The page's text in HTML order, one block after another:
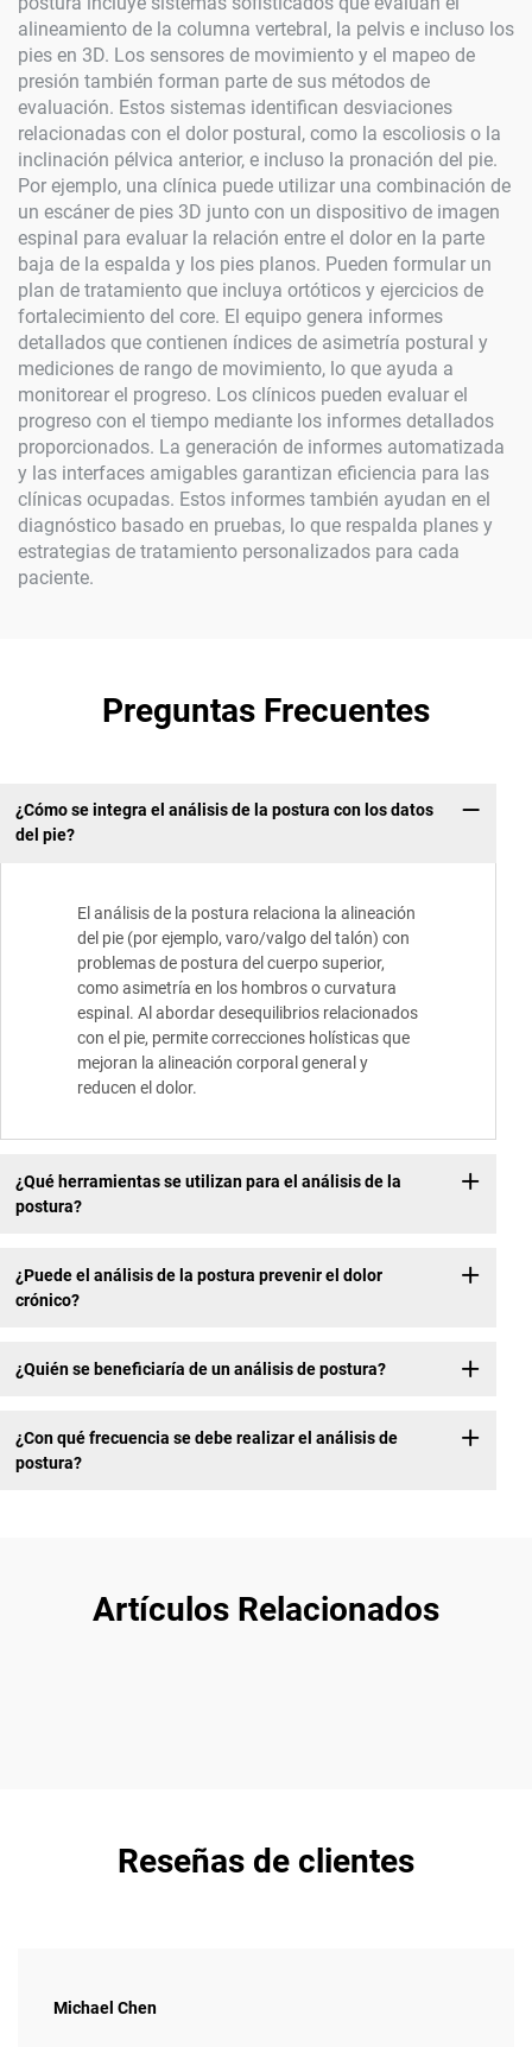
alineamiento de la columna vertebral, la pelvis e incluso los
pies en 3D. Los sensores de movimiento y el mapeo de
presión también forman parte de sus métodos de
evaluación. Estos sistemas identifican desviaciones
relacionadas con el dolor postural, como la escoliosis o la
inclinación pélvica anterior, e incluso la pronación del pie.
Por ejemplo, una clínica puede utilizar una combinación de
un escáner de pies 3D junto con un dispositivo de imagen
espinal para evaluar la relación entre el dolor en la parte
baja de la espalda y los pies planos. Pueden formular un
plan de tratamiento que incluya ortóticos y ejercicios de
fortalecimiento del core. El equipo genera informes
detallados que contienen índices de asimetría postural y
mediciones de rango de movimiento, lo que ayuda a
monitorear el progreso. Los clínicos pueden evaluar el
progreso con el tiempo mediante los informes detallados
proporcionados. La generación de informes automatizada
y las interfaces amigables garantizan eficiencia para las
clínicas ocupadas. Estos informes también ayudan en el
diagnóstico basado en pruebas, lo que respalda planes y
estrategias de tratamiento personalizados para cada
paciente.
Preguntas Frecuentes
¿Cómo se integra el análisis de la postura con los datos
del pie?
El análisis de la postura relaciona la alineación
del pie (por ejemplo, varo/valgo del talón) con
problemas de postura del cuerpo superior,
como asimetría en los hombros o curvatura
espinal. Al abordar desequilibrios relacionados
con el pie, permite correcciones holísticas que
mejoran la alineación corporal general y
reducen el dolor.
¿Qué herramientas se utilizan para el análisis de la
postura?
¿Puede el análisis de la postura prevenir el dolor
crónico?
¿Quién se beneficiaría de un análisis de postura?
¿Con qué frecuencia se debe realizar el análisis de
postura?
Artículos Relacionados
Reseñas de clientes
Michael Chen